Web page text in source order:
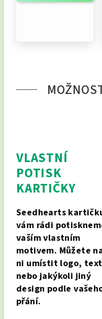
VLASTNÍ
POTISK
KARTIČKY
Seedhearts
vám rádi
vaším vlastním
motivem. Můžete
ni umístit logo, text
nebo jakýkoli jiný
design podle
přání.